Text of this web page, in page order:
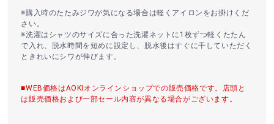
※購入時のたたみジワが気になる場合は軽くアイロンをお掛けくだ
さい。
※洗濯はシャツのサイズに合った洗濯ネットに1枚ずつ軽くたたん
で入れ、脱水時間を短めに設定し、脱水後はすぐに干していただく
ときれいにシワが伸びます。
■WEB価格はAOKIオンラインショップでの販売価格です。店頭と
は販売価格および一部セール内容が異なる場合がございます。